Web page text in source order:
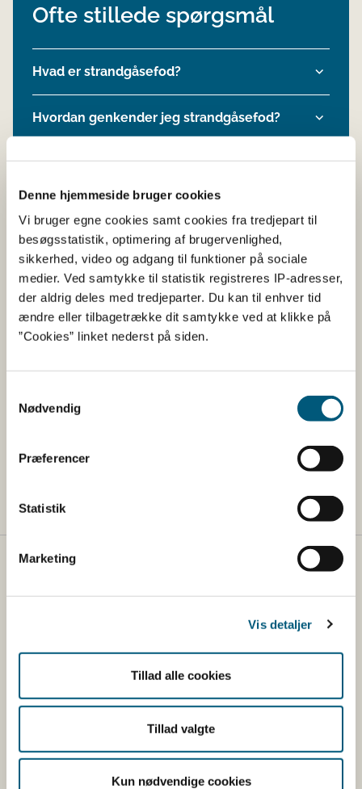
Denne hjemmeside bruger cookies
Vi bruger egne cookies samt cookies fra tredjepart til
besøgsstatistik, optimering af brugervenlighed,
sikkerhed, video og adgang til funktioner på sociale
medier. Ved samtykke til statistik registreres IP-adresser,
der aldrig deles med tredjeparter. Du kan til enhver tid
ændre eller tilbagetrække dit samtykke ved at klikke på
”Cookies” linket nederst på siden.
Nødvendig
Præferencer
Statistik
Marketing
Vis detaljer
Tillad alle cookies
Tillad valgte
Kun nødvendige cookies
Ofte stillede spørgsmål
Hvad er strandgåsefod?
Hvordan genkender jeg strandgåsefod?
Må virksomheder markedsføre fødevarer
Nyttige links
Læs om nye fødevarer og
Læs om planteingredienser i kosttilskud
Find gode råd til dig, der køber kosttilskud fra
udlandet
Erhvervsministeriet. Styrelsen arbejder med hele
officielle Kostråd og smileykontroller, som du kender
fra cafeer, restauranter og supermarkeder.
Kontakt
Fødevarestyrelsen